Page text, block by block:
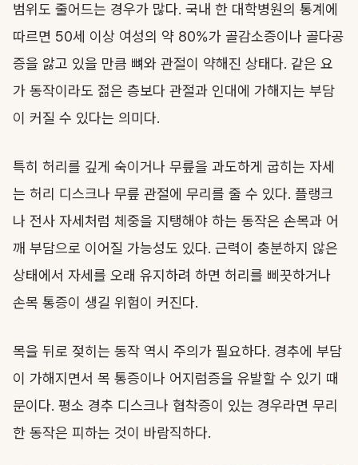
범위도 줄어드는 경우가 많다. 국내 한 대학병원의 통계에
따르면 50세 이상 여성의 약 80%가 골감소증이나 골다공
증을 앓고 있을 만큼 뼈와 관절이 약해진 상태다. 같은 요
가 동작이라도 젊은 층보다 관절과 인대에 가해지는 부담
이 커질 수 있다는 의미다.
특히 허리를 깊게 숙이거나 무릎을 과도하게 굽히는 자세
는 허리 디스크나 무릎 관절에 무리를 줄 수 있다. 플랭크
나 전사 자세처럼 체중을 지탱해야 하는 동작은 손목과 어
깨 부담으로 이어질 가능성도 있다. 근력이 충분하지 않은
상태에서 자세를 오래 유지하려 하면 허리를 삐끗하거나
손목 통증이 생길 위험이 커진다.
목을 뒤로 젖히는 동작 역시 주의가 필요하다. 경추에 부담
이 가해지면서 목 통증이나 어지럼증을 유발할 수 있기 때
문이다. 평소 경추 디스크나 협착증이 있는 경우라면 무리
한 동작은 피하는 것이 바람직하다.